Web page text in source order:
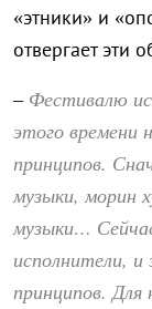
«этники» и
отвергает эти
– Фестивалю
этого
принципов.
музыки, морин
музыки…
исполнители,
принципов. Для